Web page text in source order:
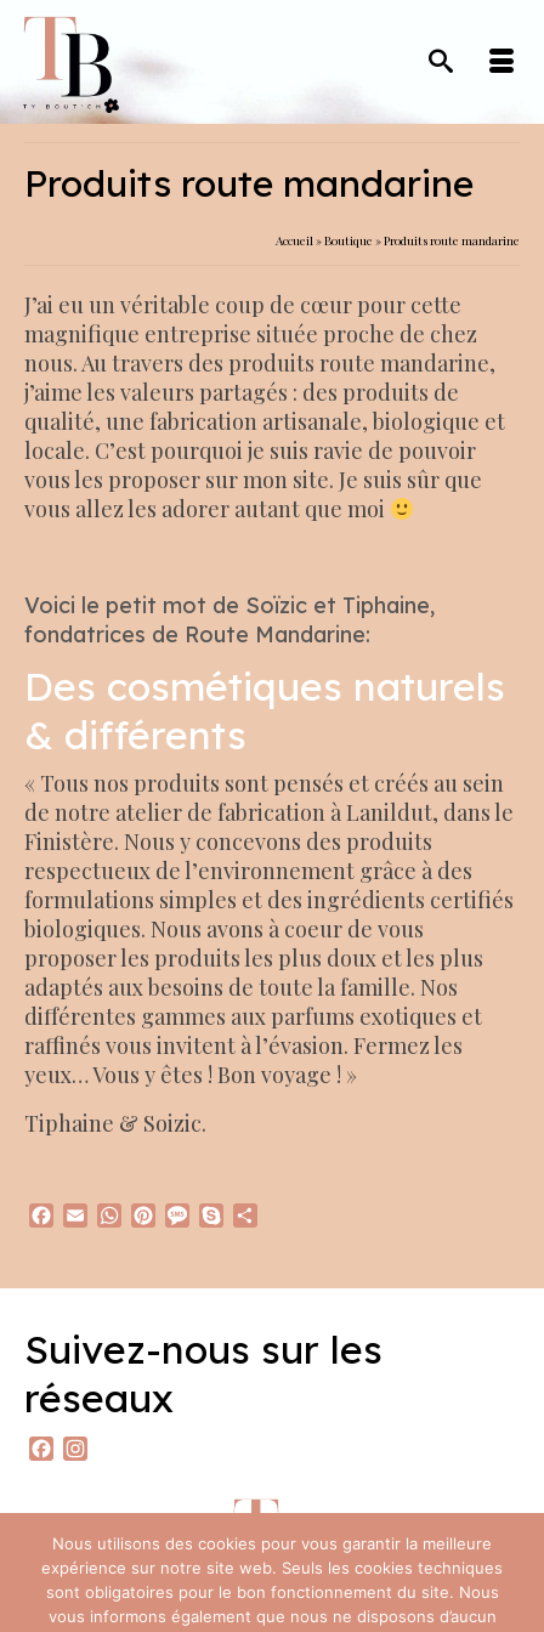
Produits route mandarine
Accueil»Boutique »Produits route mandarine
J’ai eu un véritable coup de cœur pour cette
magnifique entreprise située proche de chez
nous. Au travers des produits route mandarine,
j’aime les valeurs partagés : des produits de
qualité, une fabrication artisanale, biologique et
locale. C’est pourquoi je suis ravie de pouvoir
vous les proposer sur mon site. Je suis sûr que
vous allez les adorer autant que moi
Voici le petit mot de Soïzic et Tiphaine,
fondatrices de Route Mandarine:
Des cosmétiques naturels
& différents
« Tous nos produits sont pensés et créés au sein
de notre atelier de fabrication à Lanildut, dans le
Finistère. Nous y concevons des produits
respectueux de l’environnement grâce à des
formulations simples et des ingrédients certifiés
biologiques. Nous avons à coeur de vous
proposer les produits les plus doux et les plus
adaptés aux besoins de toute la famille. Nos
différentes gammes aux parfums exotiques et
raffinés vous invitent à l’évasion. Fermez les
yeux… Vous y êtes ! Bon voyage ! »
Tiphaine & Soizic.
Facebook
EmailWhatsApp
PinterestMessageSkype
Suivez-nous sur les
réseaux
Facebook
Nous utilisons des cookies pour vous garantir la meilleure
expérience sur notre site web. Seuls les cookies techniques
sont obligatoires pour le bon fonctionnement du site. Nous
vous informons également que nous ne disposons d’aucun